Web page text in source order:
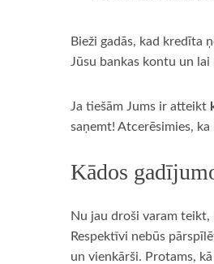
Bieži gadās, kad kredīta
Jūsu bankas kontu un
Ja tiešām Jums ir atteikt
saņemt! Atcerēsimies,
Kādos
Nu jau droši varam teikt,
Respektīvi nebūs
un vienkārši. Protams,